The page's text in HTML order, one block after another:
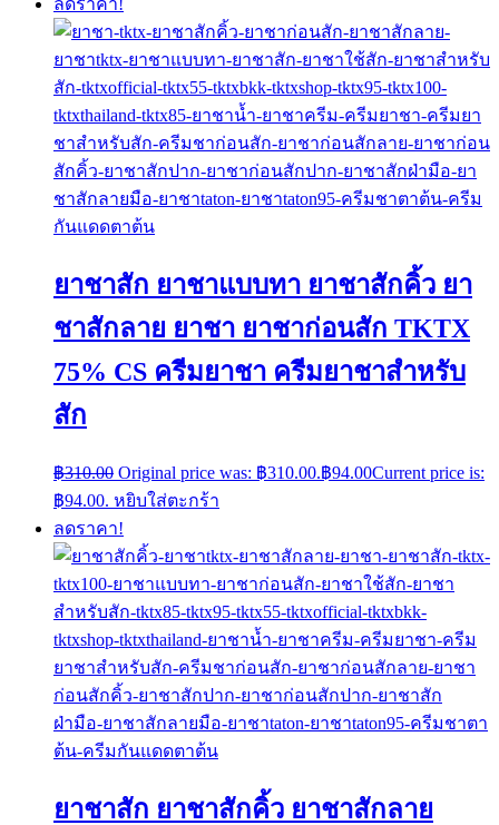
ยาชาสัก ยาชาแบบทา ยาชาสักคิ้ว ยา
ชาสักลาย ยาชา ยาชาก่อนสัก TKTX
75% CS ครีมยาชา ครีมยาชาสำหรับ
สัก
฿310.00 Original price was: ฿310.00.฿94.00Current price is:
฿94.00. หยิบใส่ตะกร้า
ลดราคา!
ยาชาสัก ยาชาสักคิ้ว ยาชาสักลาย